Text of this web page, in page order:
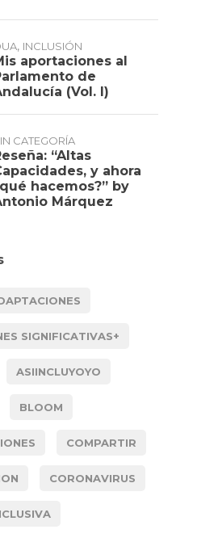
, INCLUSIÓN
aportaciones al
de
(Vol. I)
CATEGORÍA
“Altas
y ahora
hacemos?” by
Márquez
SIGNIFICATIVAS+
ASIINCLUYOYO
BLOOM
COMPARTIR
CORONAVIRUS